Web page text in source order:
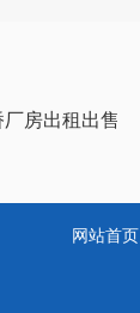
厂房出租出售
网站首页